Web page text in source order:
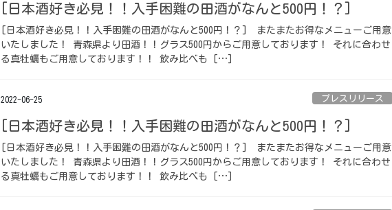
[日本酒好き必見！！入手困難の田酒がなんと500円！？] ⁡
[日本酒好き必見！！入手困難の田酒がなんと500円！？] ⁡ またまたお得なメニューご用意
いたしました！ 青森県より田酒！！グラス500円からご用意しております！ それに合わせ
る真牡蠣もご用意しております！！ 飲み比べも […]
2022-06-25 プレスリリース
[日本酒好き必見！！入手困難の田酒がなんと500円！？] ⁡
[日本酒好き必見！！入手困難の田酒がなんと500円！？] ⁡ またまたお得なメニューご用意
いたしました！ 青森県より田酒！！グラス500円からご用意しております！ それに合わせ
る真牡蠣もご用意しております！！ 飲み比べも […]